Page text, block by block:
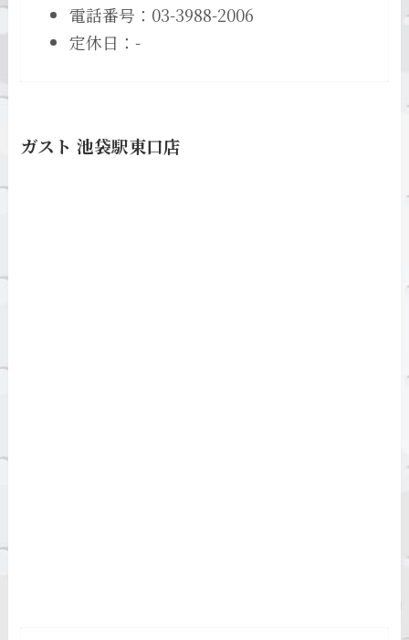
電話番号：03-3988-2006
定休日：-
ガスト 池袋駅東口店